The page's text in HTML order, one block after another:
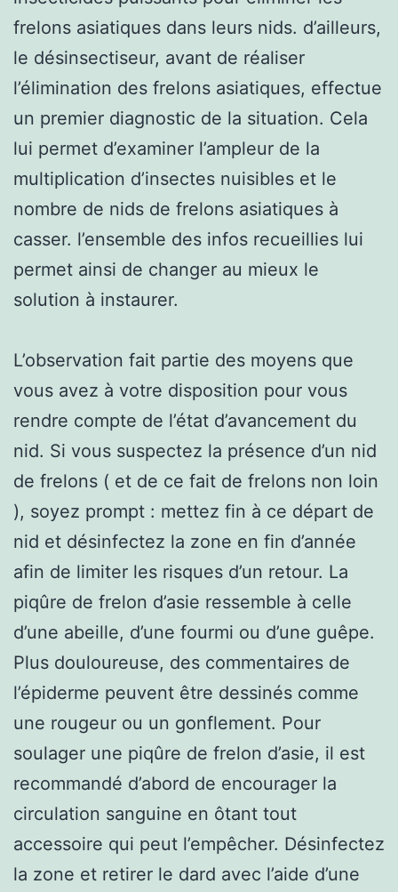
frelons asiatiques dans leurs nids. d’ailleurs,
le désinsectiseur, avant de réaliser
l’élimination des frelons asiatiques, effectue
un premier diagnostic de la situation. Cela
lui permet d’examiner l’ampleur de la
multiplication d’insectes nuisibles et le
nombre de nids de frelons asiatiques à
casser. l’ensemble des infos recueillies lui
permet ainsi de changer au mieux le
solution à instaurer.
L’observation fait partie des moyens que
vous avez à votre disposition pour vous
rendre compte de l’état d’avancement du
nid. Si vous suspectez la présence d’un nid
de frelons ( et de ce fait de frelons non loin
), soyez prompt : mettez fin à ce départ de
nid et désinfectez la zone en fin d’année
afin de limiter les risques d’un retour. La
piqûre de frelon d’asie ressemble à celle
d’une abeille, d’une fourmi ou d’une guêpe.
Plus douloureuse, des commentaires de
l’épiderme peuvent être dessinés comme
une rougeur ou un gonflement. Pour
soulager une piqûre de frelon d’asie, il est
recommandé d’abord de encourager la
circulation sanguine en ôtant tout
accessoire qui peut l’empêcher. Désinfectez
la zone et retirer le dard avec l’aide d’une